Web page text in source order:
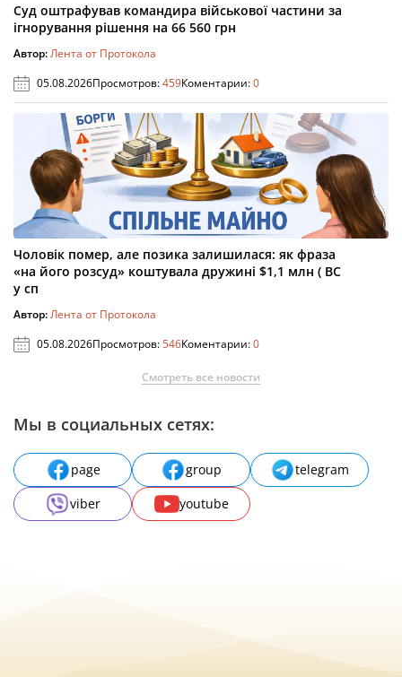
Суд оштрафував командира військової частини за
ігнорування рішення на 66 560 грн
Автор:Лента от Протокола
05.08.2026Просмотров:459Коментарии:0
Чоловік помер, але позика залишилася: як фраза
«на його розсуд» коштувала дружині $1,1 млн ( ВС
у сп
Автор:Лента от Протокола
05.08.2026Просмотров:546Коментарии:0
Смотреть все новости
Мы в социальных сетях:
page group
telegram
viber
youtube